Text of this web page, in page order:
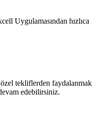
Uygulamasından hızlıca
tekliflerden faydalanmak
edebilirsiniz.